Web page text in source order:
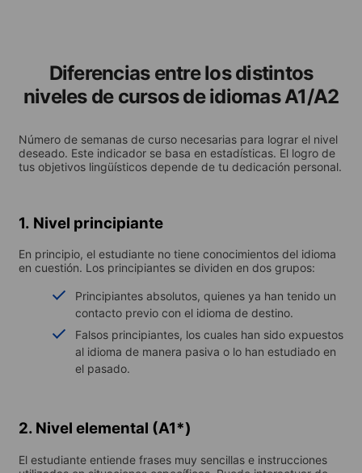
Diferencias entre los distintos
niveles de cursos de idiomas A1/A2
Número de semanas de curso necesarias para lograr el nivel
deseado. Este indicador se basa en estadísticas. El logro de
tus objetivos lingüísticos depende de tu dedicación personal.
1. Nivel principiante
En principio, el estudiante no tiene conocimientos del idioma
en cuestión. Los principiantes se dividen en dos grupos:
Principiantes absolutos, quienes ya han tenido un
contacto previo con el idioma de destino.
Falsos principiantes, los cuales han sido expuestos
al idioma de manera pasiva o lo han estudiado en
el pasado.
2. Nivel elemental (A1*)
El estudiante entiende frases muy sencillas e instrucciones